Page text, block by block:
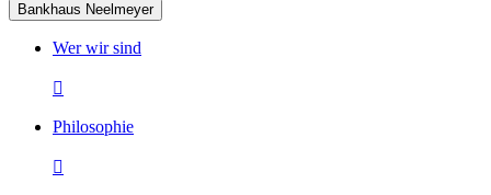
Bankhaus Neelmeyer
Wer wir sind

Philosophie
